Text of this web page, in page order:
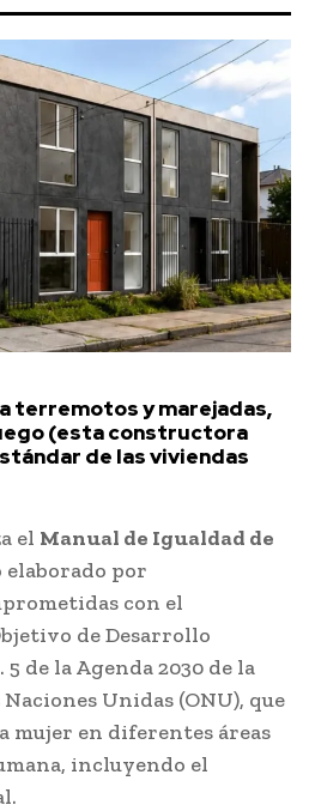
terremotos y marejadas,
(esta constructora
de las viviendas
el Manual de Igualdad de
elaborado por
con el
de Desarrollo
5 de la Agenda 2030 de la
Unidas (ONU), que
mujer en diferentes áreas
incluyendo el